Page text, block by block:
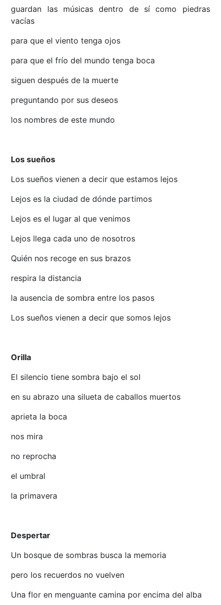
guardan las músicas dentro de sí como piedras
vacías
para que el viento tenga ojos
para que el frío del mundo tenga boca
siguen después de la muerte
preguntando por sus deseos
los nombres de este mundo
Los sueños
Los sueños vienen a decir que estamos lejos
Lejos es la ciudad de dónde partimos
Lejos es el lugar al que venimos
Lejos llega cada uno de nosotros
Quién nos recoge en sus brazos
respira la distancia
la ausencia de sombra entre los pasos
Los sueños vienen a decir que somos lejos
Orilla
El silencio tiene sombra bajo el sol
en su abrazo una silueta de caballos muertos
aprieta la boca
nos mira
no reprocha
el umbral
la primavera
Despertar
Un bosque de sombras busca la memoria
pero los recuerdos no vuelven
Una flor en menguante camina por encima del alba